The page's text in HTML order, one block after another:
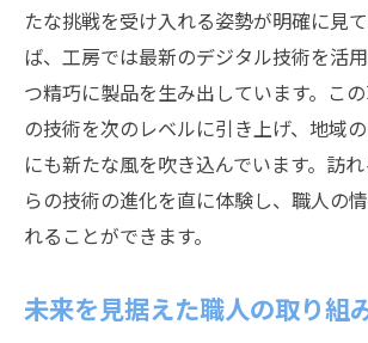
たな挑戦を受け入れる姿勢が明確に見
ば、工房では最新のデジタル技術を活
つ精巧に製品を生み出しています。こ
の技術を次のレベルに引き上げ、地域
にも新たな風を吹き込んでいます。訪
らの技術の進化を直に体験し、職人の
れることができます。
未来を見据えた職人の取り組